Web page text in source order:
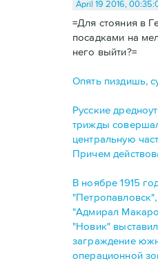
April 19 2016,
=Для стояния в
посадками на
него выйти?=
Опять пиздишь,
Русские
трижды
центральную
Причем
В ноябре 1915
"Адмирал
"Новик"
заграждение
операционной